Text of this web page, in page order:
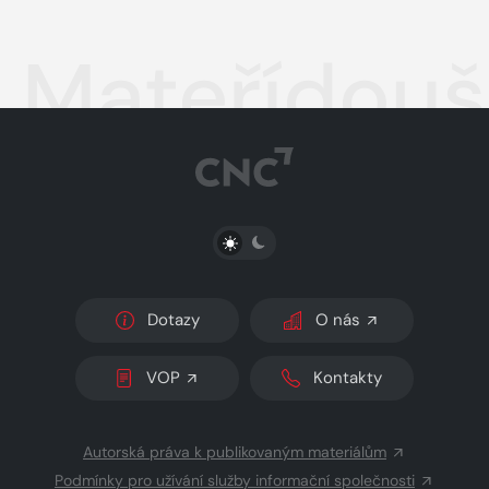
PŘEPNOUT SVĚTLÝ/TMAVÝ REŽIM
Dotazy O nás
VOP Kontakty
Autorská práva k publikovaným materiálům
Podmínky pro užívání služby informační společnosti